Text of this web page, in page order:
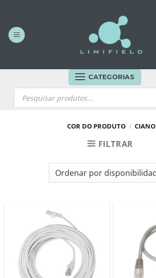
content
CATEGORIAS
Products
search
COR DO PRODUTO / CIANO
FILTRAR